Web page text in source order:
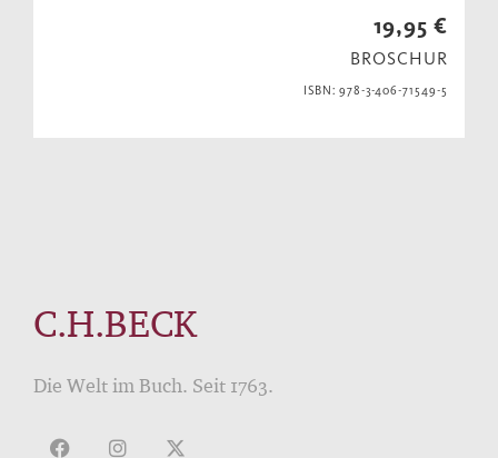
19,95 €
BROSCHUR
ISBN: 978-3-406-71549-5
C.H.BECK
Die Welt im Buch. Seit 1763.